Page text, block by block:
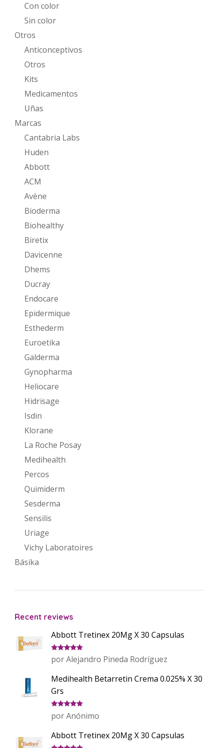
Con color
Sin color
Otros
Anticonceptivos
Otros
Kits
Medicamentos
Uñas
Marcas
Cantabria Labs
Huden
Abbott
ACM
Avène
Bioderma
Biohealthy
Biretix
Davicenne
Dhems
Ducray
Endocare
Epidermique
Esthederm
Euroetika
Galderma
Gynopharma
Heliocare
Hidrisage
Isdin
Klorane
La Roche Posay
Medihealth
Percos
Quimiderm
Sesderma
Sensilis
Uriage
Vichy Laboratoires
Básika
Recent reviews
Abbott Tretinex 20Mg X 30 Capsulas
Valorado
con
de 5
por Alejandro Pineda Rodríguez
Medihealth Betarretin Crema 0.025% X 30
Grs
Valorado
con
de 5
por Anónimo
Abbott Tretinex 20Mg X 30 Capsulas